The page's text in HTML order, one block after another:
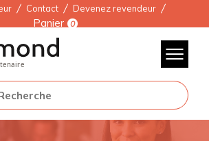
Contact Devenez revendeur
Panier 0